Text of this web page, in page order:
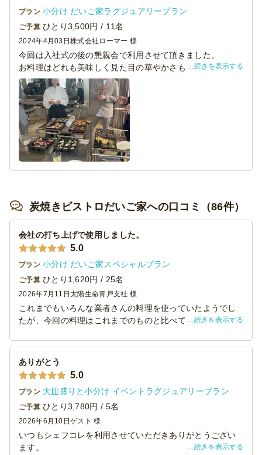
プラン 小分け だいご家ラグジュアリープラン
ご予算 ひとり3,500円 / 11名
2024年4月03日 株式会社ローマー 様
今回は入社式の後の懇親会で利用させて頂きました。
お料理はどれも美味しく見た目の華やかさもありとても満
足度の高いものでした。
1人3850円の割にはかなりコストパフォーマンスが良く正
直女性はちょっと食べきれないかな？と思うぐらいのボリ
ュームでとても良かったです。
またご利用させていただきます。
続きを表示する
炭焼きビストロだいご家への口コミ（86件）
会社の打ち上げで使用しました。
5.0
プラン 小分け だいご家スペシャルプラン
ご予算 ひとり1,620円 / 25名
2026年7月11日 太陽生命青戸支社 様
これまでもいろんな業者さんの料理を使っていたようでし
たが、今回の料理はこれまでのものと比べても美味しいと
いになりました。
続きを表示する
ありがとう
5.0
プラン 大皿盛りと小分け イベントラグジュアリープラン
ご予算 ひとり3,780円 / 5名
2026年6月10日 ゲスト 様
いつもシェフコレを利用させていただきありがとうござい
ます。
続きを表示する